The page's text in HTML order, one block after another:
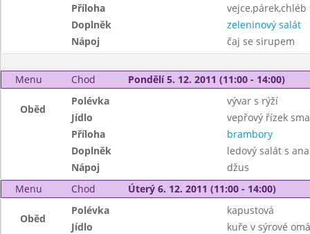
Příloha
vejce,párek,chléb
Doplněk
zeleninový salát
Nápoj
čaj se sirupem
Menu Chod Pondělí 5. 12. 2011 (11:00 - 14:00)
Oběd
Polévka
vývar s rýží
Jídlo
vepřový řízek
Příloha
brambory
Doplněk
ledový salát s
Nápoj
džus
Menu
Chod Úterý 6. 12. 2011 (11:00 - 14:00)
Oběd
Polévka
kapustová
Jídlo
kuře v sýrové